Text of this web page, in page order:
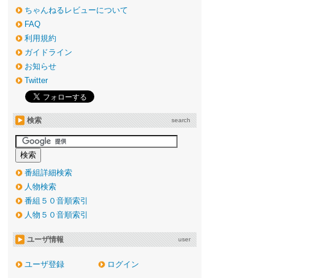
ちゃんねるレビューについて
FAQ
利用規約
ガイドライン
お知らせ
Twitter
検索 search
番組詳細検索
人物検索
番組５０音順索引
人物５０音順索引
ユーザ情報 user
ユーザ登録 ログイン